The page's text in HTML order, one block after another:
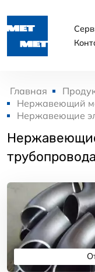
Главная
Нержавеющий
Нержавеющие